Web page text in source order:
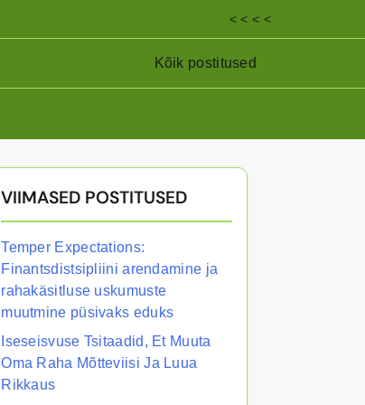
< < < <
Kõik postitused
VIIMASED POSTITUSED
Temper Expectations:
Finantsdistsipliini arendamine ja
rahakäsitluse uskumuste
muutmine püsivaks eduks
Iseseisvuse Tsitaadid, Et Muuta
Oma Raha Mõtteviisi Ja Luua
Rikkaus